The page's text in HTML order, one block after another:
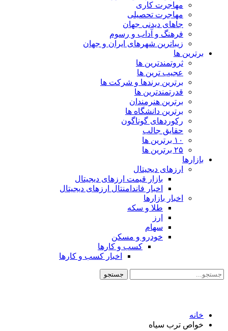
مهاجرت کاری
مهاجرت تحصیلی
جاهای دیدنی جهان
فرهنگ و آداب و رسوم
زیباترین شهرهای ایران و جهان
برترین ها
ثروتمندترین ها
عجیب ترین ها
برترین برندها و شرکت ها
قدرتمندترین ها
برترین هنرمندان
برترین دانشگاه ها
رکوردهای گوناگون
حقایق جالب
۱۰ برترین ها
۲۵ برترین ها
بازارها
ارزهای دیجیتال
بازار قیمت ارزهای دیجیتال
اخبار فاندامنتال ارزهای دیجیتال
اخبار بازارها
طلا و سکه
ارز
سهام
خودرو و مسکن
کسب و کارها
اخبار کسب و کارها
خانه
خواص ترب سیاه